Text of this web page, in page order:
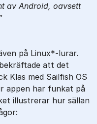
av Android, oavsett
på Linux*-lurar.
att det
Klas med Sailfish OS
appen har funkat på
illustrerar hur sällan